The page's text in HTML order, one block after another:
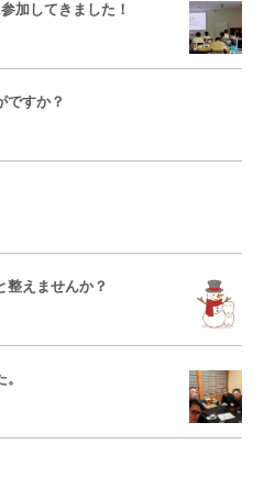
加してきました！
ですか？
整えませんか？